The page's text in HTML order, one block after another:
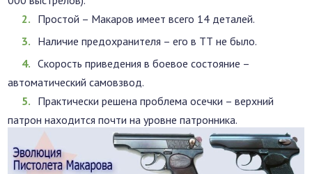
Простой – Макаров имеет всего 14 деталей.
Наличие предохранителя – его в ТТ не было.
Скорость приведения в боевое состояние –
автоматический самовзвод.
Практически решена проблема осечки – верхний
патрон находится почти на уровне патронника.